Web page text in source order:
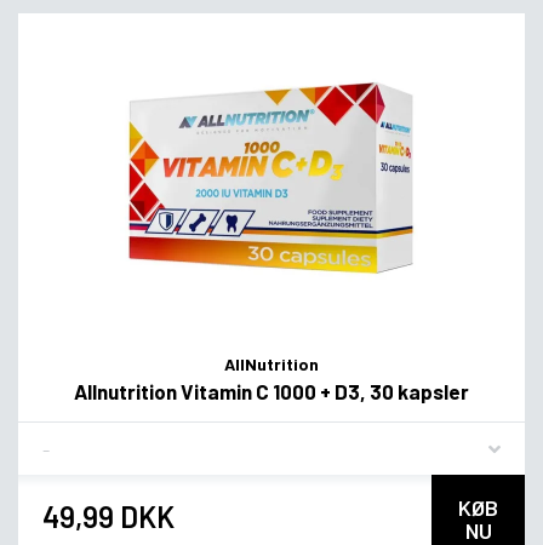
AllNutrition
Allnutrition Vitamin C 1000 + D3, 30 kapsler
49,99 DKK
KØB
NU